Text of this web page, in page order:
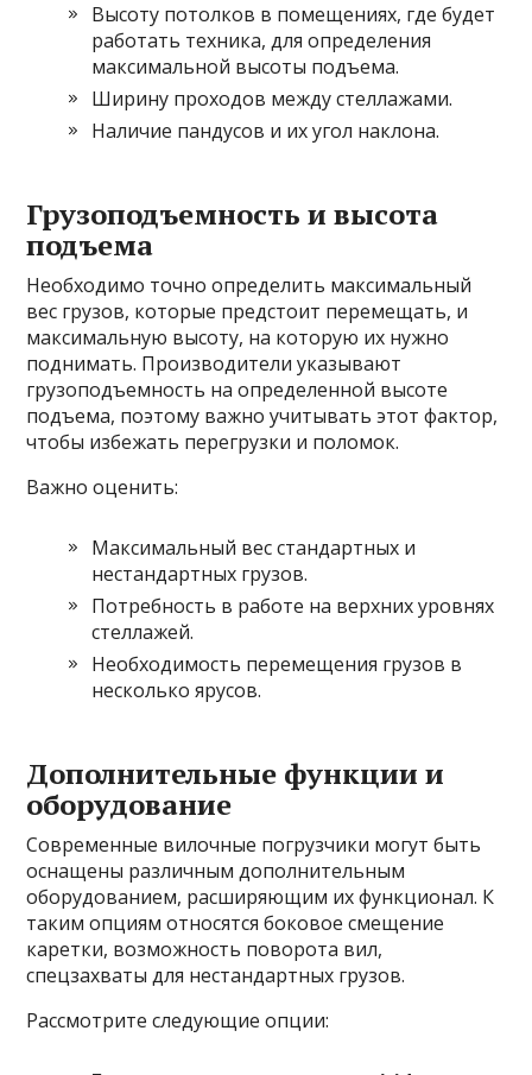
Высоту потолков в помещениях, где будет
работать техника, для определения
максимальной высоты подъема.
Ширину проходов между стеллажами.
Наличие пандусов и их угол наклона.
Грузоподъемность и высота
подъема
Необходимо точно определить максимальный
вес грузов, которые предстоит перемещать, и
максимальную высоту, на которую их нужно
поднимать. Производители указывают
грузоподъемность на определенной высоте
подъема, поэтому важно учитывать этот фактор,
чтобы избежать перегрузки и поломок.
Важно оценить:
Максимальный вес стандартных и
нестандартных грузов.
Потребность в работе на верхних уровнях
стеллажей.
Необходимость перемещения грузов в
несколько ярусов.
Дополнительные функции и
оборудование
Современные вилочные погрузчики могут быть
оснащены различным дополнительным
оборудованием, расширяющим их функционал. К
таким опциям относятся боковое смещение
каретки, возможность поворота вил,
спецзахваты для нестандартных грузов.
Рассмотрите следующие опции: